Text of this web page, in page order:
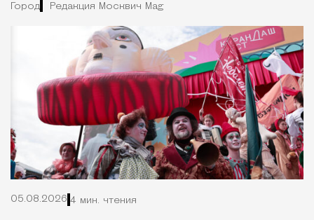
Город Редакция Москвич Mag
05.08.2026 4 мин. чтения